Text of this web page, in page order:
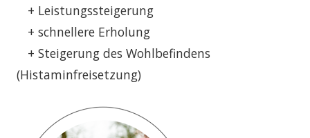
+ Leistungssteigerung
+ schnellere Erholung
+ Steigerung des Wohlbefindens
(Histaminfreisetzung)